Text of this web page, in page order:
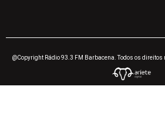
@Copyright Rádio 93.3 FM Barbacena. Todos os direitos